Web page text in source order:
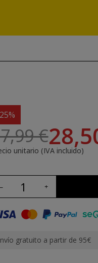
€
unitario (IVA incluido)
gratuito a partir de 95€